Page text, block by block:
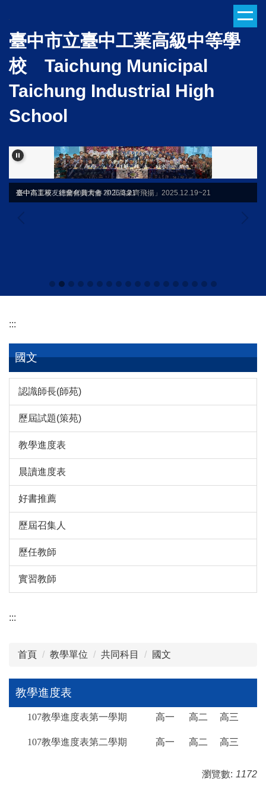
主
要
內
區
臺中市立臺中工業高級中等學
校 Taichung Municipal
Taichung Industrial High
School
臺中高工校友總會會員大會 2026.3.21
臺中市童軍「行蘭40舞青春 中工萬象齊飛揚」2025.12.19~21
:::
國文
認識師長(師苑)
歷屆試題(策苑)
教學進度表
晨讀進度表
好書推薦
歷屆召集人
歷任教師
實習教師
:::
首頁 教學單位 共同科目 國文
教學進度表
107教學進度表第一學期 高一 高二 高三
107教學進度表第二學期 高一 高二 高三
瀏覽數: 1172